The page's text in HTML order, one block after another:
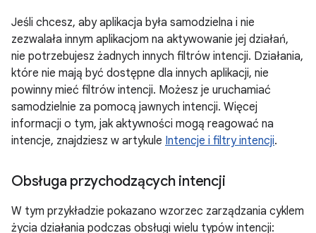
Jeśli chcesz, aby aplikacja była samodzielna i nie
zezwalała innym aplikacjom na aktywowanie jej działań,
nie potrzebujesz żadnych innych filtrów intencji. Działania,
które nie mają być dostępne dla innych aplikacji, nie
powinny mieć filtrów intencji. Możesz je uruchamiać
samodzielnie za pomocą jawnych intencji. Więcej
informacji o tym, jak aktywności mogą reagować na
intencje, znajdziesz w artykule Intencje i filtry intencji.
Obsługa przychodzących intencji
W tym przykładzie pokazano wzorzec zarządzania cyklem
życia działania podczas obsługi wielu typów intencji: